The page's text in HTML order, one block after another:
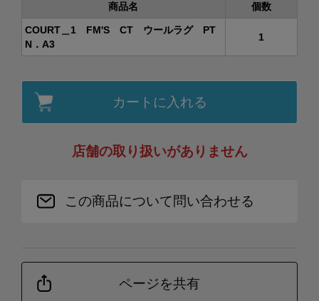
カートに入れる
店舗の取り扱いがありません
商品名 個数
COURT＿1 FM'S CT ウールラグ PT
N．A3
1
この商品について問い合わせる
ページを共有